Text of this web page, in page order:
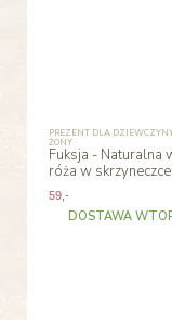
PREZENT DLA
ŻONY
Fuksja - Naturalna
róża w skrzyneczce
59,-
DOSTAWA